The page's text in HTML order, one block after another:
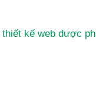
thiết kế web dược